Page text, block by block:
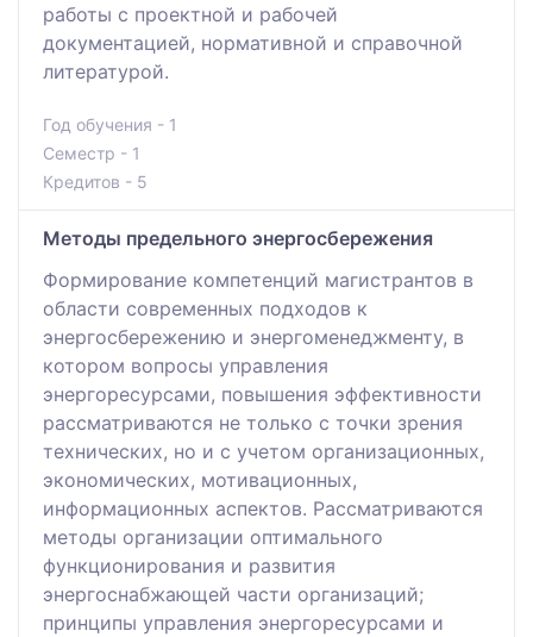
работы с проектной и рабочей
документацией, нормативной и справочной
литературой.
Год обучения - 1
Семестр - 1
Кредитов - 5
Методы предельного энергосбережения
Формирование компетенций магистрантов в
области современных подходов к
энергосбережению и энергоменеджменту, в
котором вопросы управления
энергоресурсами, повышения эффективности
рассматриваются не только с точки зрения
технических, но и с учетом организационных,
экономических, мотивационных,
информационных аспектов. Рассматриваются
методы организации оптимального
функционирования и развития
энергоснабжающей части организаций;
принципы управления энергоресурсами и